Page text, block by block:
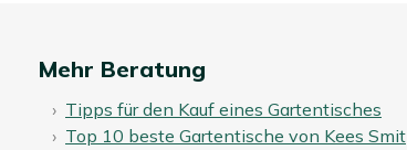
Mehr Beratung
Tipps für den Kauf eines Gartentisches
Top 10 beste Gartentische von Kees Smit